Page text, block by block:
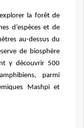
la forêt de
d’espèces et de
au-dessus du
de biosphère
y découvrir 500
parmi
Mashpi et